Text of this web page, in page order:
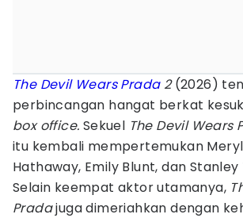
The Devil Wears Prada2(2026)
perbincangan hangat berkat
box office. Sekuel The Devil Wears
itu kembali mempertemukan
Hathaway, Emily Blunt, dan Stanley
Selain keempat aktor utamanya,
Pradajuga dimeriahkan dengan